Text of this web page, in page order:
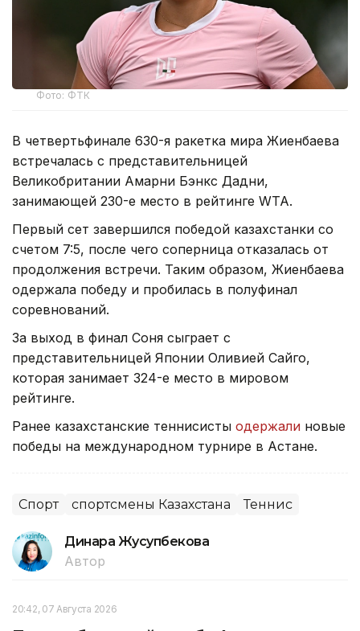
Фото: ФТК
В четвертьфинале 630-я ракетка мира Жиенбаева
встречалась с представительницей
Великобритании Амарни Бэнкс Дадни,
занимающей 230-е место в рейтинге WTA.
Первый сет завершился победой казахстанки со
счетом 7:5, после чего соперница отказалась от
продолжения встречи. Таким образом, Жиенбаева
одержала победу и пробилась в полуфинал
соревнований.
За выход в финал Соня сыграет с
представительницей Японии Оливией Сайго,
которая занимает 324-е место в мировом
рейтинге.
Ранее казахстанские теннисисты одержали новые
победы на международном турнире в Астане.
Спорт спортсмены Казахстана Теннис
Динара Жусупбекова
Автор
20:42, 07 Августа 2026